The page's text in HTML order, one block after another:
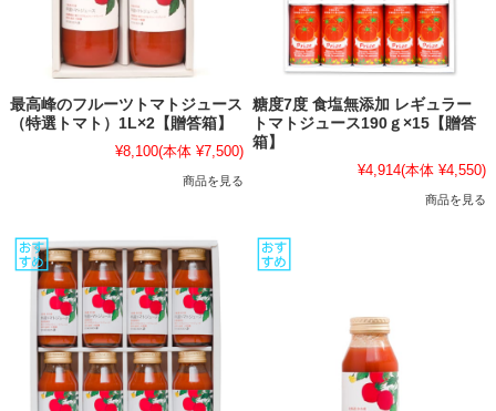
最高峰のフルーツトマトジュース
（特選トマト）1L×2【贈答箱】
¥8,100(本体 ¥7,500)
商品を見る
糖度7度 食塩無添加 レギュラー
トマトジュース190ｇ×15【贈答
箱】
¥4,914(本体 ¥4,550)
商品を見る